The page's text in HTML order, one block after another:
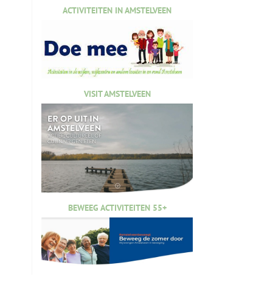
ACTIVITEITEN IN AMSTELVEEN
VISIT AMSTELVEEN
BEWEEG ACTIVITEITEN 55+